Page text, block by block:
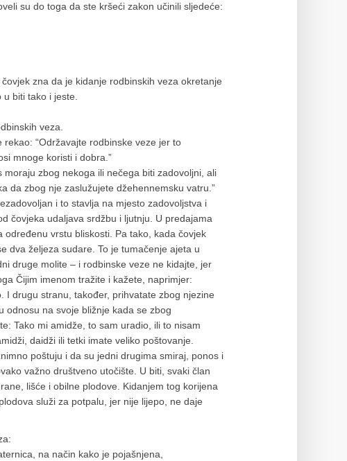
su do toga da ste kršeći zakon učinili sljedeće:
zna da je kidanje rodbinskih veza okretanje
u biti tako i jeste.
veza.
“Održavajte rodbinske veze jer to
mnoge koristi i dobra.”
zbog nekoga ili nečega biti zadovoljni, ali
da zbog nje zaslužujete džehennemsku vatru.”
i to stavlja na mjesto zadovoljstva i
čovjeka udaljava srdžbu i ljutnju. U predajama
određenu vrstu bliskosti. Pa tako, kada čovjek
dva željeza sudare. To je tumačenje ajeta u
druge molite – i rodbinske veze ne kidajte, jer
Čijim imenom tražite i kažete, naprimjer:
I drugu stranu, također, prihvatate zbog njezine
odnosu na svoje bližnje kada se zbog
Tako mi amidže, to sam uradio, ili to nisam
daidži ili tetki imate veliko poštovanje.
poštuju i da su jedni drugima smiraj, ponos i
važno društveno utočište. U biti, svaki član
lišće i obilne plodove. Kidanjem tog korijena
služi za potpalu, jer nije lijepo, ne daje
na način kako je pojašnjena,